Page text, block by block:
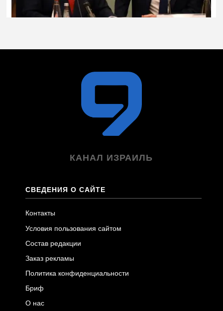
КАНАЛ ИЗРАИЛЬ
СВЕДЕНИЯ О САЙТЕ
Контакты
Условия пользования сайтом
Состав редакции
Заказ рекламы
Политика конфиденциальности
Бриф
О нас